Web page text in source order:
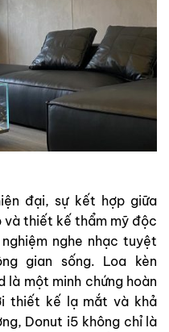
đại, sự kết hợp giữa
và thiết kế thẩm mỹ độc
nghe nhạc tuyệt
gian sống. Loa kèn
là một minh chứng hoàn
thiết kế lạ mắt và khả
Donut i5 không chỉ là